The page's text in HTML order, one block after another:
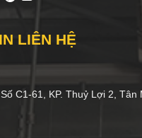
LIÊN HỆ
C1-61, KP. Thuỷ Lợi 2, Tân